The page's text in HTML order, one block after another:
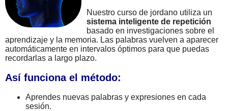
Nuestro curso de jordano utiliza un
sistema inteligente de repetición
basado en investigaciones sobre el
aprendizaje y la memoria. Las palabras vuelven a aparecer
automáticamente en intervalos óptimos para que puedas
recordarlas a largo plazo.
Así funciona el método:
Aprendes nuevas palabras y expresiones en cada
sesión.